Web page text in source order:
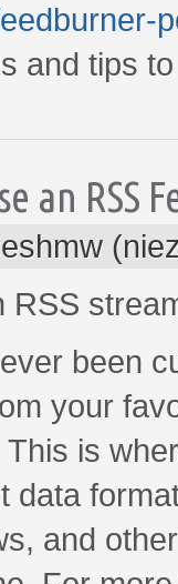
and tips
an RSS
RSS
been
your
is
data
and